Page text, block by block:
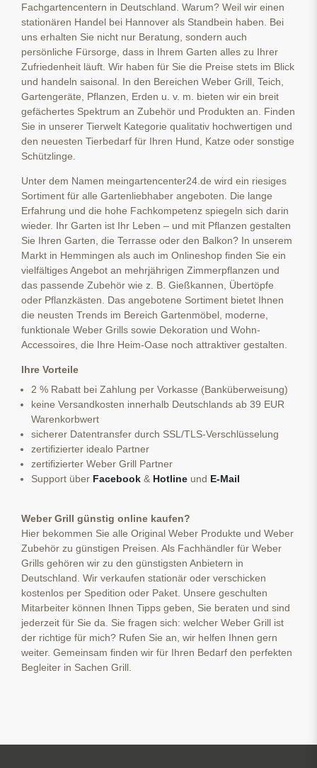
Fachgartencentern in Deutschland. Warum? Weil wir einen
stationären Handel bei Hannover als Standbein haben. Bei
uns erhalten Sie nicht nur Beratung, sondern auch
persönliche Fürsorge, dass in Ihrem Garten alles zu Ihrer
Zufriedenheit läuft. Wir haben für Sie die Preise stets im Blick
und handeln saisonal. In den Bereichen Weber Grill, Teich,
Gartengeräte, Pflanzen, Erden u. v. m. bieten wir ein breit
gefächertes Spektrum an Zubehör und Produkten an. Finden
Sie in unserer Tierwelt Kategorie qualitativ hochwertigen und
den neuesten Tierbedarf für Ihren Hund, Katze oder sonstige
Schützlinge.
Unter dem Namen meingartencenter24.de wird ein riesiges
Sortiment für alle Gartenliebhaber angeboten. Die lange
Erfahrung und die hohe Fachkompetenz spiegeln sich darin
wieder. Ihr Garten ist Ihr Leben – und mit Pflanzen gestalten
Sie Ihren Garten, die Terrasse oder den Balkon? In unserem
Markt in Hemmingen als auch im Onlineshop finden Sie ein
vielfältiges Angebot an mehrjährigen Zimmerpflanzen und
das passende Zubehör wie z. B. Gießkannen, Übertöpfe
oder Pflanzkästen. Das angebotene Sortiment bietet Ihnen
die neusten Trends im Bereich Gartenmöbel, moderne,
funktionale Weber Grills sowie Dekoration und Wohn-
Accessoires, die Ihre Heim-Oase noch attraktiver gestalten.
Ihre Vorteile
2 % Rabatt bei Zahlung per Vorkasse (Banküberweisung)
keine Versandkosten innerhalb Deutschlands ab 39 EUR
Warenkorbwert
sicherer Datentransfer durch SSL/TLS-Verschlüsselung
zertifizierter idealo Partner
zertifizierter Weber Grill Partner
Support über Facebook & Hotline und E-Mail
Weber Grill günstig online kaufen?
Hier bekommen Sie alle Original Weber Produkte und Weber
Zubehör zu günstigen Preisen. Als Fachhändler für Weber
Grills gehören wir zu den günstigsten Anbietern in
Deutschland. Wir verkaufen stationär oder verschicken
kostenlos per Spedition oder Paket. Unsere geschulten
Mitarbeiter können Ihnen Tipps geben, Sie beraten und sind
jederzeit für Sie da. Sie fragen sich: welcher Weber Grill ist
der richtige für mich? Rufen Sie an, wir helfen Ihnen gern
weiter. Gemeinsam finden wir für Ihren Bedarf den perfekten
Begleiter in Sachen Grill.